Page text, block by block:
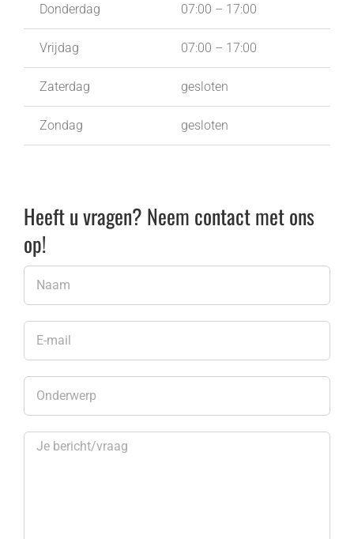
Donderdag 07:00 – 17:00
Vrijdag 07:00 – 17:00
Zaterdag gesloten
Zondag gesloten
Heeft u vragen? Neem contact met ons
op!